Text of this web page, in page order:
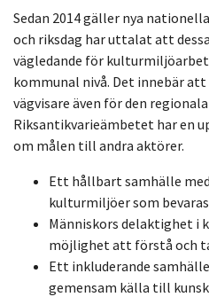
Sedan 2014 gäller nya
och riksdag har uttalat att
vägledande för
kommunal nivå. Det innebär
vägvisare även för den
Riksantikvarieämbetet har en
om målen till andra aktörer.
Ett hållbart samhälle
kulturmiljöer som
Människors delaktighet i
möjlighet att förstå och
Ett inkluderande
gemensam källa till